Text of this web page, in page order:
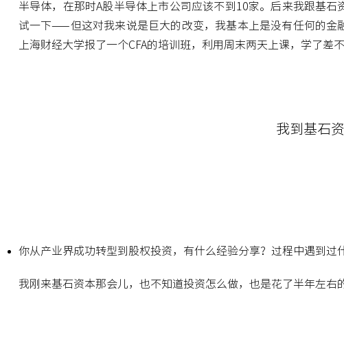
半导体，在那时A股半导体上市公司应该不到10家。后来我跟基
试一下——但这对我来说是巨大的改变，我基本上是没有任何的金
上海财经大学报了一个CFA的培训班，利用周末两天上课，学了差
我到基石
你从产业界成功转型到股权投资，有什么经验分享？过程中遇到过
我刚来基石资本那会儿，也不知道投资怎么做，也是花了半年左右